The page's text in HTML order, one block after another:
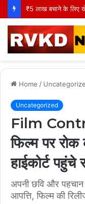
₹5 लाख बचाने के लिए
Home /
Uncategorized
Film
फिल्म पर रोक
हाईकोर्ट
अपनी छवि और
आपत्ति, फिल्म की